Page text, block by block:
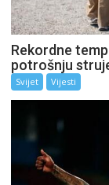
Rekordne
potrošnju
Svijet Vijesti